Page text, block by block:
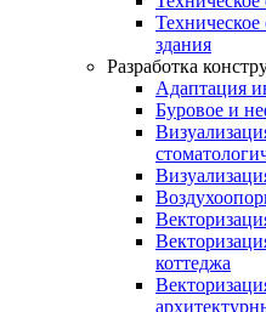
здания
Разработка
Адаптация
Буровое и
коттеджа